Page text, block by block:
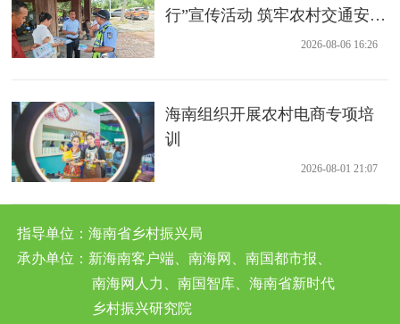
行”宣传活动 筑牢农村交通安全
2026-08-06 16:26
海南组织开展农村电商专项培
训
2026-08-01 21:07
指导单位：海南省乡村振兴局
承办单位：新海南客户端、南海网、南国都市报、
南海网人力、南国智库、海南省新时代
乡村振兴研究院